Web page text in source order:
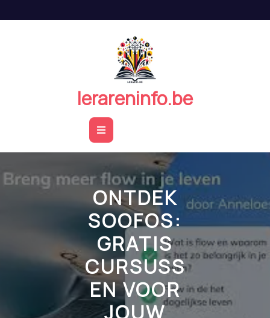
de
lerareninfo.be
Open
Button
ONTDEK
SOOFOS:
GRATIS
CURSUSS
EN VOOR
JOUW